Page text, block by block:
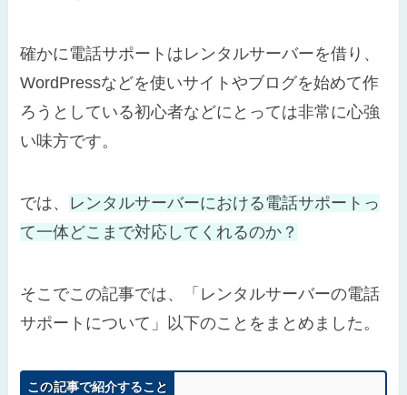
確かに電話サポートはレンタルサーバーを借り、
WordPressなどを使いサイトやブログを始めて作
ろうとしている初心者などにとっては非常に心強
い味方です。
では、 レンタルサーバーにおける電話サポートっ
て一体どこまで対応してくれるのか？
そこでこの記事では、「レンタルサーバーの電話
サポートについて」以下のことをまとめました。
この記事で紹介すること